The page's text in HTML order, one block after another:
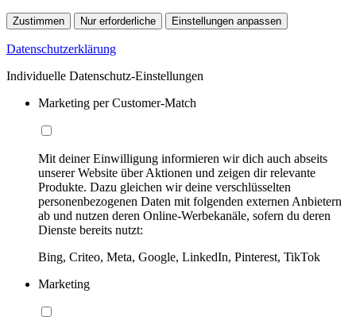
Zustimmen Nur erforderliche Einstellungen anpassen
Datenschutzerklärung
Individuelle Datenschutz-Einstellungen
Marketing per Customer-Match
Mit deiner Einwilligung informieren wir dich auch abseits
unserer Website über Aktionen und zeigen dir relevante
Produkte. Dazu gleichen wir deine verschlüsselten
personenbezogenen Daten mit folgenden externen Anbietern
ab und nutzen deren Online-Werbekanäle, sofern du deren
Dienste bereits nutzt:
Bing, Criteo, Meta, Google, LinkedIn, Pinterest, TikTok
Marketing